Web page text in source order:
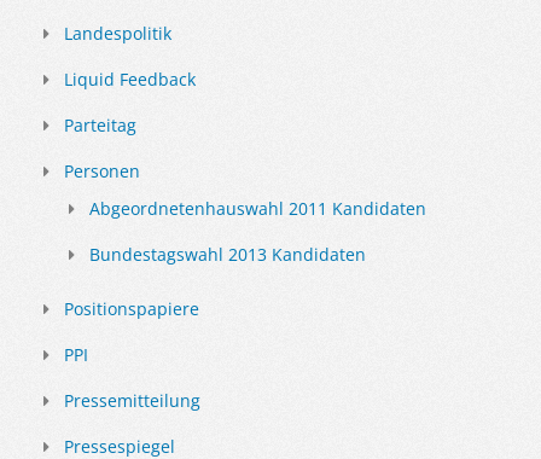
Landespolitik
Liquid Feedback
Parteitag
Personen
Abgeordnetenhauswahl 2011 Kandidaten
Bundestagswahl 2013 Kandidaten
Positionspapiere
PPI
Pressemitteilung
Pressespiegel